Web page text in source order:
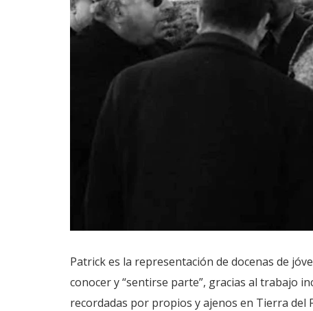
Patrick es la representación de docenas de
conocer y “sentirse parte”, gracias al trabajo
recordadas por propios y ajenos en Tierra del